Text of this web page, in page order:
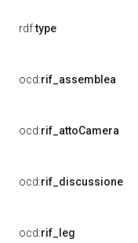
rdf:type
ocd:rif_assemblea
ocd:rif_attoCamera
ocd:rif_discussione
ocd:rif_leg